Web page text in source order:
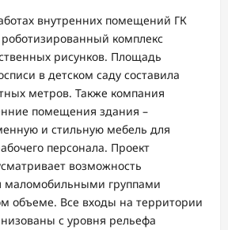
внутренних помещений ГК
комплекс
рисунков. Площадь
в детском саду составила
метров. Также компания
помещения здания –
и стильную мебель для
персонала. Проект
возможность
маломобильными группами
объеме. Все входы на территории
с уровня рельефа